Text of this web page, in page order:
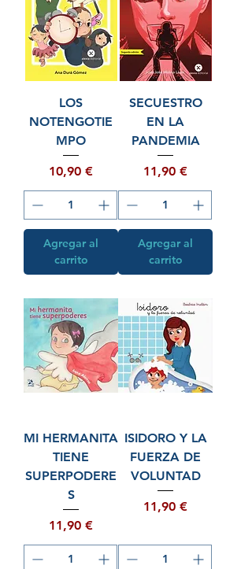
LOS
NOTENGOTIE
MPO
Precio
10,90 €
Agregar al
carrito
SECUESTRO
EN LA
PANDEMIA
Precio
11,90 €
Agregar al
carrito
MI HERMANITA
TIENE
SUPERPODERE
S
Precio
11,90 €
ISIDORO Y LA
FUERZA DE
VOLUNTAD
Precio
11,90 €